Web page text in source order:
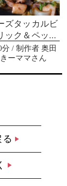
ズタッカルビ
ク＆ペッ...
/ 制作者 奥田
ーママさん